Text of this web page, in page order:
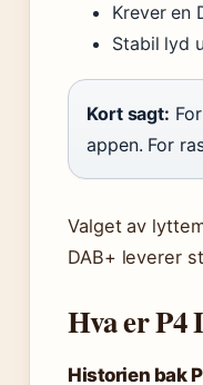
Krever en
Stabil lyd
Kort sagt:
appen. For
Valget av
DAB+ leverer
Hva er P4
Historien bak